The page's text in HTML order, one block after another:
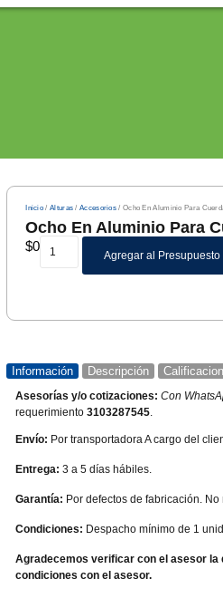
Inicio /Alturas /Accesorios / Ocho En Aluminio Para
Ocho En Aluminio Para
$0
Agregar al Presupuesto
Información Descripción
Asesorías y/o cotizaciones:Con
requerimiento3103287545
Envío: Por transportadora A cargo del
Entrega: 3 a 5 días hábiles.
Garantía: Por defectos de fabricación. No
Condiciones: Despacho mínimo de 1
Agradecemos verificar con el asesor
condiciones con el asesor.